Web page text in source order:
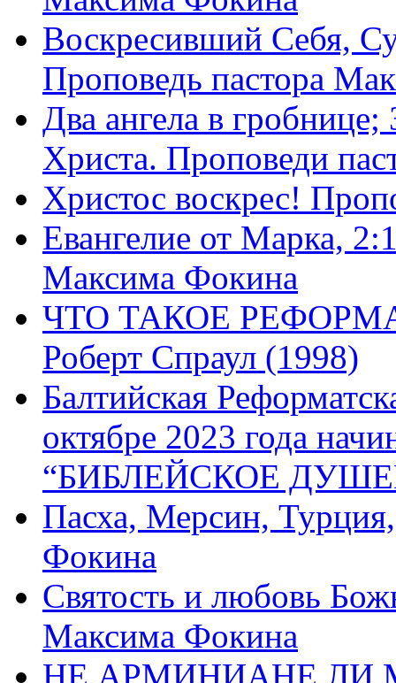
Воскресивший Себя,
Проповедь пастора
Два ангела в
Христа. Проповеди
Христос воскрес!
Евангелие от Марка,
Максима Фокина
ЧТО ТАКОЕ
Роберт Спраул (1998)
Балтийская
октябре 2023 года
“БИБЛЕЙСКОЕ
Пасха, Мерсин,
Фокина
Святость и любовь
Максима Фокина
НЕ АРМИНИАНЕ ЛИ